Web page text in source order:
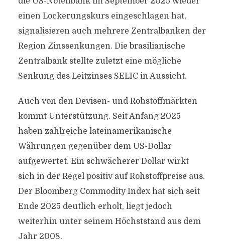
einen Lockerungskurs eingeschlagen hat,
signalisieren auch mehrere Zentralbanken der
Region Zinssenkungen. Die brasilianische
Zentralbank stellte zuletzt eine mögliche
Senkung des Leitzinses SELIC in Aussicht.
Auch von den Devisen- und Rohstoffmärkten
kommt Unterstützung. Seit Anfang 2025
haben zahlreiche lateinamerikanische
Währungen gegenüber dem US-Dollar
aufgewertet. Ein schwächerer Dollar wirkt
sich in der Regel positiv auf Rohstoffpreise aus.
Der Bloomberg Commodity Index hat sich seit
Ende 2025 deutlich erholt, liegt jedoch
weiterhin unter seinem Höchststand aus dem
Jahr 2008.